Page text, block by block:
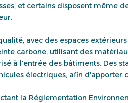
et certains disposent même
avec des espaces
carbone, utilisant des
à l'entrée des bâtiments. Des
électriques, afin d'apporter
la Réglementation